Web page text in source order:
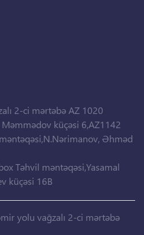
2-ci mərtəbə AZ 1020
küçəsi 6,AZ1142
Əhməd
Təhvil məntəqəsi,Yasamal
küçəsi 16B
yolu vağzalı 2-ci mərtəbə